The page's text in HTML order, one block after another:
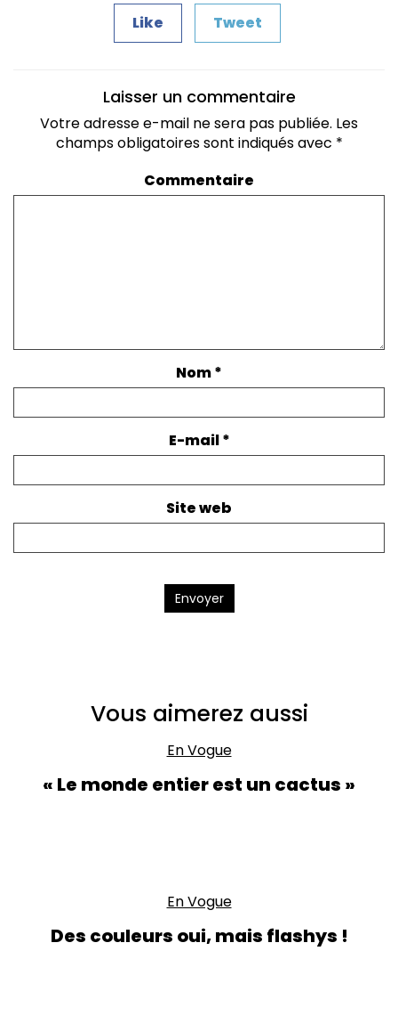
Like Tweet
Laisser un commentaire
Votre adresse e-mail ne sera pas publiée. Les
champs obligatoires sont indiqués avec *
Commentaire
Nom*
E-mail*
Site web
Envoyer
Vous aimerez aussi
En Vogue
« Le monde entier est un cactus »
En Vogue
Des couleurs oui, mais flashys !